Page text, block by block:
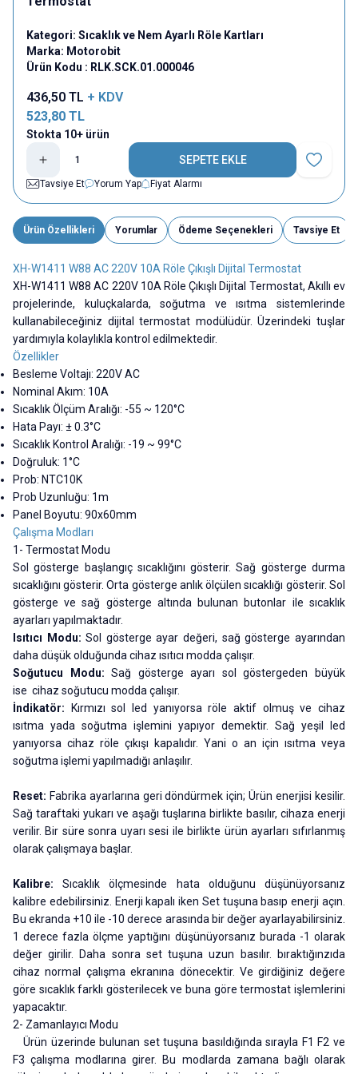
Kategori: Sıcaklık ve Nem Ayarlı Röle Kartları
Marka: Motorobit
Ürün Kodu : RLK.SCK.01.000046
436,50 TL + KDV
523,80 TL
Stokta 10+ ürün
SEPETE EKLE
Favoriye
Tavsiye Et
Yorum Yap Fiyat Alarmı
Ürün Özellikleri Yorumlar Ödeme Seçenekleri Tavsiye Et
XH-W1411 W88 AC 220V 10A Röle Çıkışlı Dijital Termostat
XH-W1411 W88 AC 220V 10A Röle Çıkışlı Dijital Termostat, Akıllı ev
projelerinde, kuluçkalarda, soğutma ve ısıtma sistemlerinde
kullanabileceğiniz dijital termostat modülüdür. Üzerindeki tuşlar
yardımıyla kolaylıkla kontrol edilmektedir.
Özellikler
Besleme Voltajı: 220V AC
Nominal Akım: 10A
Sıcaklık Ölçüm Aralığı: -55 ~ 120°C
Hata Payı: ± 0.3°C
Sıcaklık Kontrol Aralığı: -19 ~ 99°C
Doğruluk: 1°C
Prob: NTC10K
Prob Uzunluğu: 1m
Panel Boyutu: 90x60mm
Çalışma Modları
1- Termostat Modu
Sol gösterge başlangıç sıcaklığını gösterir. Sağ gösterge durma
sıcaklığını gösterir. Orta gösterge anlık ölçülen sıcaklığı gösterir. Sol
gösterge ve sağ gösterge altında bulunan butonlar ile sıcaklık
ayarları yapılmaktadır.
Isıtıcı Modu: Sol gösterge ayar değeri, sağ gösterge ayarından
daha düşük olduğunda cihaz ısıtıcı modda çalışır.
Soğutucu Modu: Sağ gösterge ayarı sol göstergeden büyük
ise cihaz soğutucu modda çalışır.
İndikatör:
Kırmızı sol led yanıyorsa röle aktif olmuş ve cihaz
ısıtma yada soğutma işlemini yapıyor demektir. Sağ yeşil led
yanıyorsa cihaz röle çıkışı kapalıdır. Yani o an için ısıtma veya
soğutma işlemi yapılmadığı anlaşılır.
Reset: Fabrika ayarlarına geri döndürmek için; Ürün enerjisi kesilir.
Sağ taraftaki yukarı ve aşağı tuşlarına birlikte basılır, cihaza enerji
verilir. Bir süre sonra uyarı sesi ile birlikte ürün ayarları sıfırlanmış
olarak çalışmaya başlar.
Kalibre:
Sıcaklık ölçmesinde hata olduğunu düşünüyorsanız
kalibre edebilirsiniz. Enerji kapalı iken Set tuşuna basıp enerji açın.
Bu ekranda +10 ile -10 derece arasında bir değer ayarlayabilirsiniz.
1 derece fazla ölçme yaptığını düşünüyorsanız burada -1 olarak
değer girilir. Daha sonra set tuşuna uzun basılır. bıraktığınzıda
cihaz normal çalışma ekranına dönecektir. Ve girdiğiniz değere
göre sıcaklık farklı gösterilecek ve buna göre termostat işlemlerini
yapacaktır.
2- Zamanlayıcı Modu
Ürün üzerinde bulunan set tuşuna basıldığında sırayla F1 F2 ve
F3 çalışma modlarına girer. Bu modlarda zamana bağlı olarak